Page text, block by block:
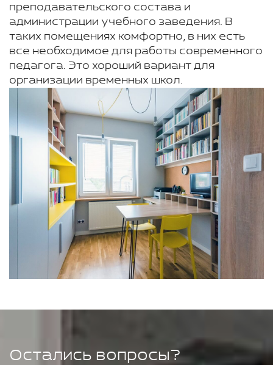
преподавательского состава и
администрации учебного заведения. В
таких помещениях комфортно, в них есть
все необходимое для работы современного
педагога. Это хороший вариант для
организации временных школ.
Остались вопросы?